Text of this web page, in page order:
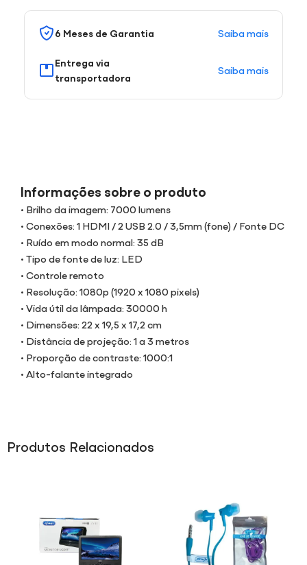
6 Meses de Garantia Saiba mais
Entrega via
transportadora
Saiba mais
Informações sobre o produto
• Brilho da imagem: 7000 lumens
• Conexões: 1 HDMI / 2 USB 2.0 / 3,5mm (fone) / Fonte DC
• Ruído em modo normal: 35 dB
• Tipo de fonte de luz: LED
• Controle remoto
• Resolução: 1080p (1920 x 1080 pixels)
• Vida útil da lâmpada: 30000 h
• Dimensões: 22 x 19,5 x 17,2 cm
• Distância de projeção: 1 a 3 metros
• Proporção de contraste: 1000:1
• Alto-falante integrado
Produtos Relacionados